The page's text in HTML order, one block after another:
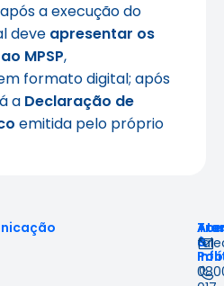
a execução do
deve apresentar os
MPSP,
formato digital; após
a Declaração de
emitida pelo próprio
à
&